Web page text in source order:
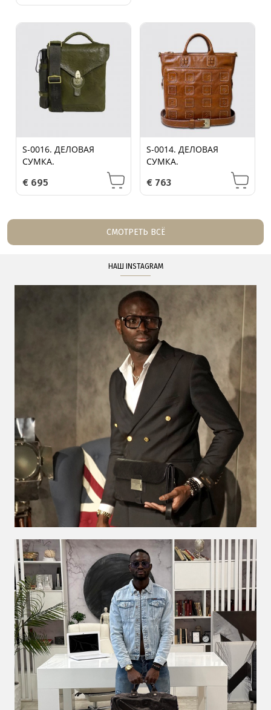
S-0016. ДЕЛОВАЯ
СУМКА.
€ 695
S-0014. ДЕЛОВАЯ
СУМКА.
€ 763
СМОТРЕТЬ ВСЁ
НАШ INSTAGRAM